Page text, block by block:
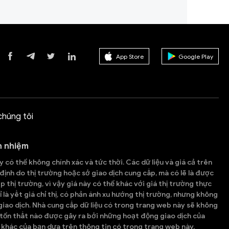
App Store Google Play
tôi
nhiệm
có thể không chính xác và tức thời. Các dữ liệu và giá cả trên
do thị trường hoặc sở giao dịch cung cấp, mà có lẽ là được
thị trường, vì vậy giá này có thể khác với giá thị trường thực
yết giá chỉ thị, có phản ánh xu hướng thị trường, nhưng không
dịch. Nhà cung cấp dữ liệu có trong trang web này sẽ không
thất nào được gây ra bởi những hoạt động giao dịch của
của bạn dựa trên thông tin có trong trang web này.